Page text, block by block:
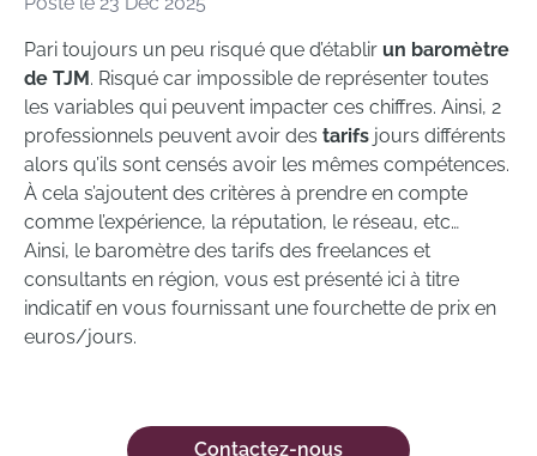
Pari toujours un peu risqué que d’établir un baromètre
de TJM. Risqué car impossible de représenter toutes
les variables qui peuvent impacter ces chiffres. Ainsi, 2
professionnels peuvent avoir des tarifs jours différents
alors qu’ils sont censés avoir les mêmes compétences.
À cela s’ajoutent des critères à prendre en compte
comme l’expérience, la réputation, le réseau, etc…
Ainsi, le baromètre des tarifs des freelances et
consultants en région, vous est présenté ici à titre
indicatif en vous fournissant une fourchette de prix en
euros/jours.
Contactez-nous